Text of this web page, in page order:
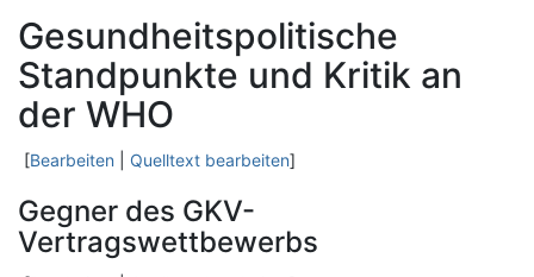
Gesundheitspolitische
Standpunkte und Kritik an
der WHO
[Bearbeiten Quelltext bearbeiten]
Gegner des GKV-
Vertragswettbewerbs